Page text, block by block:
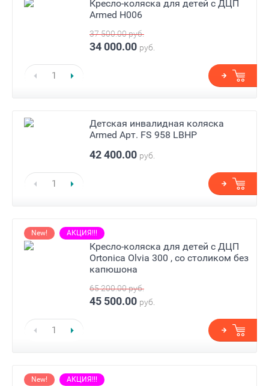
Кресло-коляска для детей с ДЦП
Armed H006
37 500.00руб.
34 000.00 руб.
Детская инвалидная коляска
Armed Арт. FS 958 LBHP
42 400.00 руб.
New! АКЦИЯ!!!
Кресло-коляска для детей с ДЦП
Ortonica Olvia 300 , со столиком без
капюшона
65 200.00руб.
45 500.00 руб.
New! АКЦИЯ!!!